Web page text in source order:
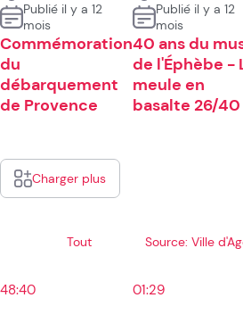
Publié il y a 12
mois
Commémoration
du
débarquement
de Provence
Publié il y a 12
mois
40 ans du
de l'Éphèbe -
meule en
basalte 26/40
Charger plus
Tout Source: Ville
48:40 01:29